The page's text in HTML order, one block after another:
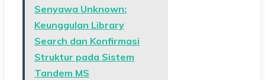
Senyawa Unknown:
Keunggulan Library
Search dan Konfirmasi
Struktur pada Sistem
Tandem MS